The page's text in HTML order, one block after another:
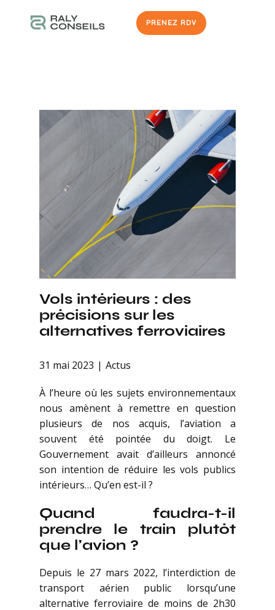
PRENEZ RDV
Vols intérieurs : des
précisions sur les
alternatives ferroviaires
31 mai 2023 Actus
À l’heure où les sujets environnementaux
nous amènent à remettre en question
plusieurs de nos acquis, l’aviation a
souvent été pointée du doigt. Le
Gouvernement avait d’ailleurs annoncé
son intention de réduire les vols publics
intérieurs… Qu’en est-il ?
Quand faudra-t-il
prendre le train plutôt
que l’avion ?
Depuis le 27 mars 2022, l’interdiction de
transport aérien public lorsqu’une
alternative ferroviaire de moins de 2h30